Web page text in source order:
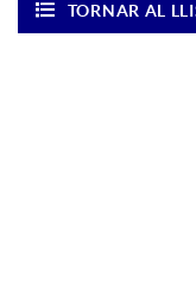
TORNAR AL